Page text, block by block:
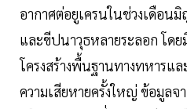
อากาศต่อยูเครนในช่วงเดือน
และขีปนาวุธหลายระลอก โดย
โครงสร้างพื้นฐานทางทหารแ
ความเสียหายครั้งใหญ่ ข้อมูลจ